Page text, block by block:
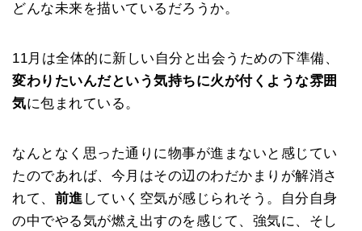
どんな未来を描いているだろうか。
11月は全体的に新しい自分と出会うための下準備、
変わりたいんだという気持ちに火が付くような雰囲
気に包まれている。
なんとなく思った通りに物事が進まないと感じてい
たのであれば、今月はその辺のわだかまりが解消さ
れて、 前進 していく空気が感じられそう。自分自身
の中でやる気が燃え出すのを感じて、強気に、そし